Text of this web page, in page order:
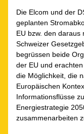
Die Elcom und der
geplanten
EU bzw. den daraus
Schweizer
begrüssen beide
der EU und
die Möglichkeit, die
Europäischen
Informationsflüsse
Energiestrategie
zusammenarbeiten